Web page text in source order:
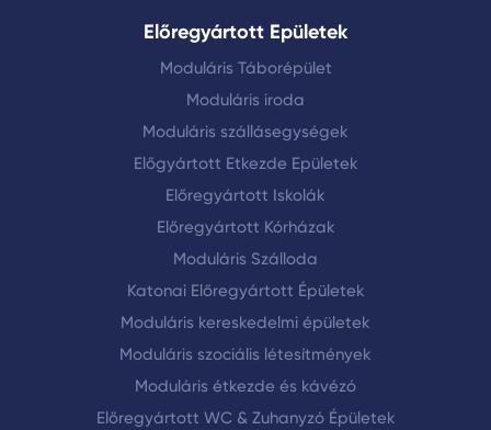
Előregyártott Epületek
Moduláris Táborépület
Moduláris iroda
Moduláris szállásegységek
Előgyártott Etkezde Epületek
Előregyártott Iskolák
Előregyártott Kórházak
Moduláris Szálloda
Katonai Előregyártott Épületek
Moduláris kereskedelmi épületek
Moduláris szociális létesítmények
Moduláris étkezde és kávézó
Előregyártott WC & Zuhanyzó Épületek